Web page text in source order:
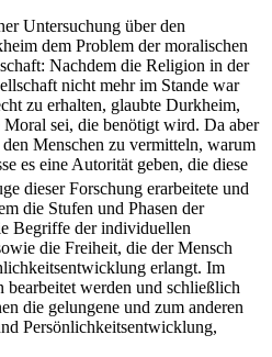
Untersuchung über den
dem Problem der moralischen
Nachdem die Religion in der
nicht mehr im Stande war
zu erhalten, glaubte Durkheim,
Moral sei, die benötigt wird. Da aber
Menschen zu vermitteln, warum
es eine Autorität geben, die diese
dieser Forschung erarbeitete und
die Stufen und Phasen der
Begriffe der individuellen
die Freiheit, die der Mensch
erlangt. Im
bearbeitet werden und schließlich
die gelungene und zum anderen
Persönlichkeitsentwicklung,